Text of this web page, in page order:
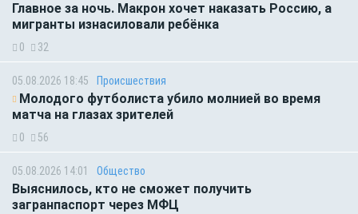
Главное за ночь. Макрон хочет наказать Россию, а
мигранты изнасиловали ребёнка
0 32
05.08.2026 18:45 Происшествия
Молодого футболиста убило молнией во время
матча на глазах зрителей
0 56
05.08.2026 14:01 Общество
Выяснилось, кто не сможет получить
загранпаспорт через МФЦ